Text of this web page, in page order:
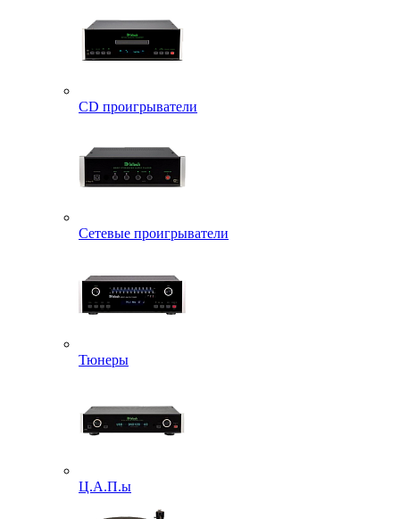
CD проигрыватели
Сетевые проигрыватели
Тюнеры
Ц.А.П.ы